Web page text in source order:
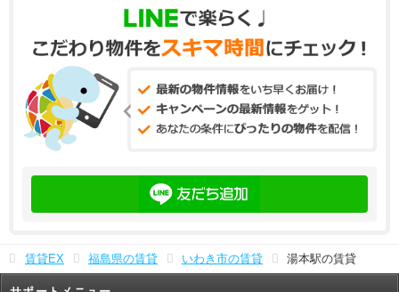
賃貸EX 福島県の賃貸 いわき市の賃貸 湯本駅の賃貸